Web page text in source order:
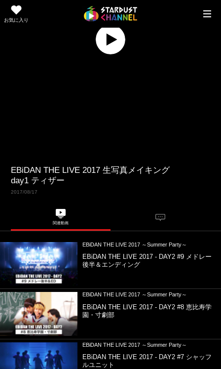
お気に入り
Replay
Play
EBiDAN THE LIVE 2017 生写真メイキング
day1 ティザー
2017/08/17
関連動画
EBiDAN THE LIVE 2017 ～Summer Party～
EBiDAN THE LIVE 2017 - DAY2 #9 メドレー
後半＆エンディング
EBiDAN THE LIVE 2017 ～Summer Party～
EBiDAN THE LIVE 2017 - DAY2 #8 恵比寿学
園・寸劇部
EBiDAN THE LIVE 2017 ～Summer Party～
EBiDAN THE LIVE 2017 - DAY2 #7 シャッフ
ルユニット